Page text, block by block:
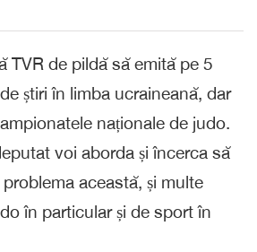
TVR de pildă să emită pe 5
știri în limba ucraineană, dar
naționale de judo.
voi aborda și încerca să
această, și multe
în particular și de sport în